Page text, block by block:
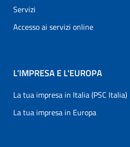
Servizi
Accesso ai servizi online
L’IMPRESA E L'EUROPA
La tua impresa in Italia (PSC Italia)
La tua impresa in Europa